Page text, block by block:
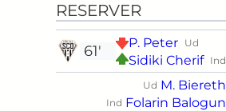
RESERVER
Ud
P. Peter
Ind
Sidiki Cherif
61'
Ud M. Biereth
Ind Folarin Balogun